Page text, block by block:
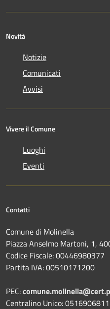
Novità
Notizie
Comunicati
Avvisi
Vivere il Comune
Luoghi
Eventi
Contatti
Comune di Molinella
Piazza Anselmo Martoni, 1,
Codice Fiscale: 00446980377
Partita IVA: 00510171200
PEC:
Centralino Unico: 0516906811